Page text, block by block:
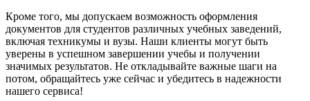
Кроме того, мы допускаем возможность оформления
документов для студентов различных учебных заведений,
включая техникумы и вузы. Наши клиенты могут быть
уверены в успешном завершении учебы и получении
значимых результатов. Не откладывайте важные шаги на
потом, обращайтесь уже сейчас и убедитесь в надежности
нашего сервиса!